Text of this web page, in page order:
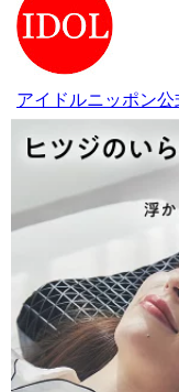
アイドルニッポン